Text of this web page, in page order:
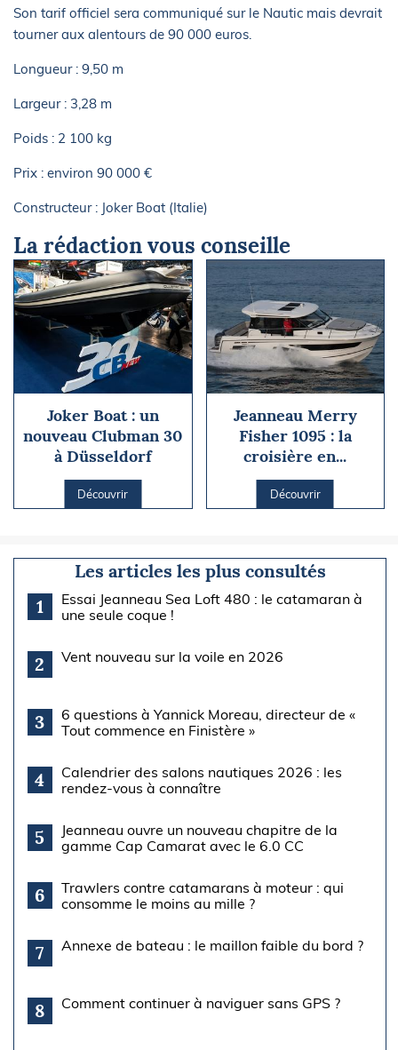
Son tarif officiel sera communiqué sur le Nautic mais devrait
tourner aux alentours de 90 000 euros.
Longueur : 9,50 m
Largeur : 3,28 m
Poids : 2 100 kg
Prix : environ 90 000 €
Constructeur : Joker Boat (Italie)
La rédaction vous conseille
Joker Boat : un
nouveau Clubman 30
à Düsseldorf
Découvrir
Jeanneau Merry
Fisher 1095 : la
croisière en...
Découvrir
Les articles les plus consultés
1
Essai Jeanneau Sea Loft 480 : le catamaran à
une seule coque !
2 Vent nouveau sur la voile en 2026
3
6 questions à Yannick Moreau, directeur de «
Tout commence en Finistère »
4
Calendrier des salons nautiques 2026 : les
rendez-vous à connaître
5
Jeanneau ouvre un nouveau chapitre de la
gamme Cap Camarat avec le 6.0 CC
6
Trawlers contre catamarans à moteur : qui
consomme le moins au mille ?
7 Annexe de bateau : le maillon faible du bord ?
8 Comment continuer à naviguer sans GPS ?